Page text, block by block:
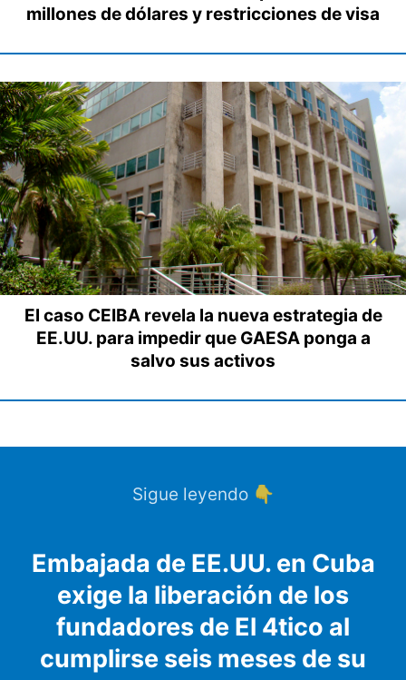
millones de dólares y restricciones de visa
El caso CEIBA revela la nueva estrategia de
EE.UU. para impedir que GAESA ponga a
salvo sus activos
Sigue leyendo 👇